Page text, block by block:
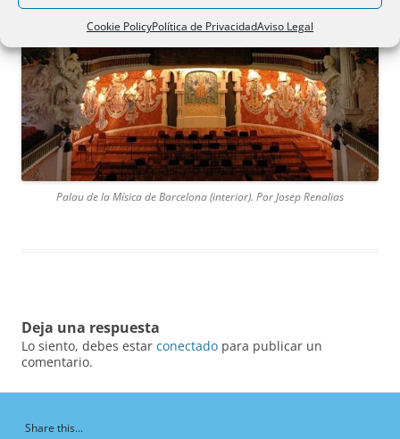
Cookie PolicyPolítica de PrivacidadAviso Legal
Palau de la Mísica de Barcelona (interior). Por Josep Renalias
Deja una respuesta
Lo siento, debes estar conectado para publicar un
comentario.
Share this...